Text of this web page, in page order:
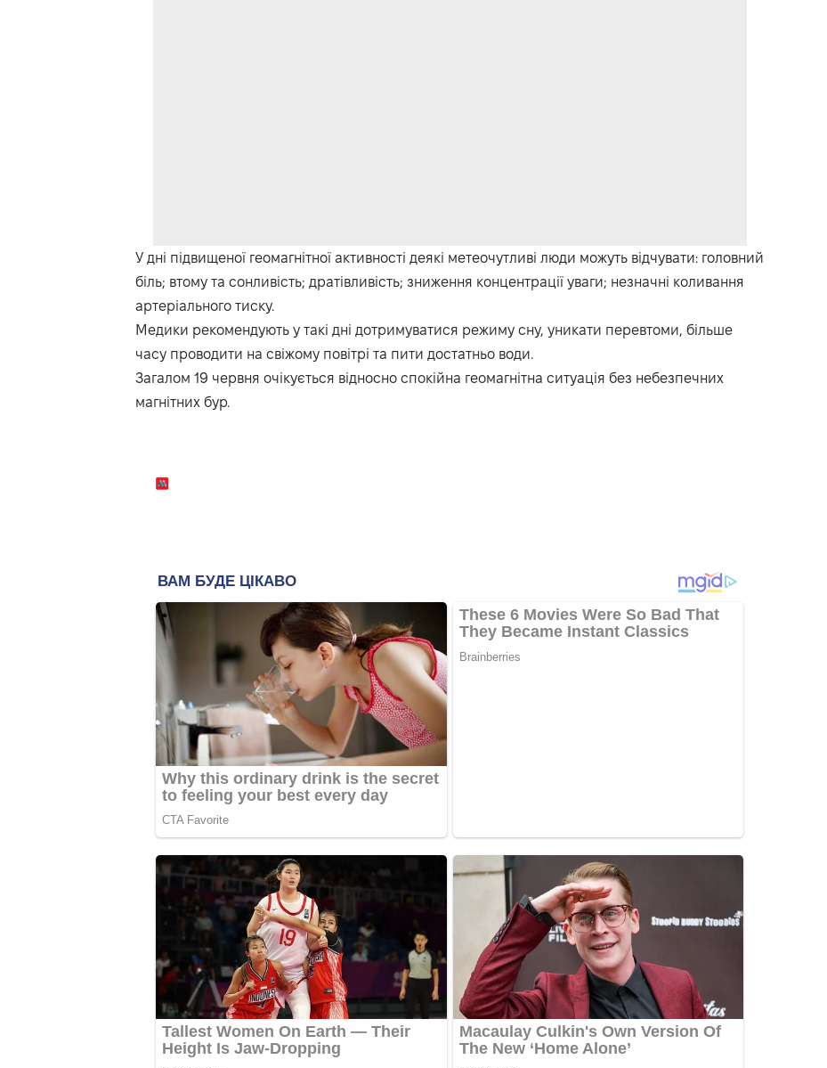
У дні підвищеної геомагнітної активності деякі метеочутливі люди можуть відчувати: головний
біль; втому та сонливість; дратівливість; зниження концентрації уваги; незначні коливання
артеріального тиску.
Медики рекомендують у такі дні дотримуватися режиму сну, уникати перевтоми, більше
часу проводити на свіжому повітрі та пити достатньо води.
Загалом 19 червня очікується відносно спокійна геомагнітна ситуація без небезпечних
магнітних бур.